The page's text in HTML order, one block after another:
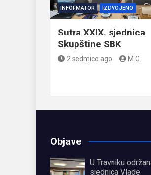
INFORMATOR IZDVOJENO
Sutra XXIX. sjednica
Skupštine SBK
2 sedmice ago M.G.
Objave
U Travniku
sjednica Vlade